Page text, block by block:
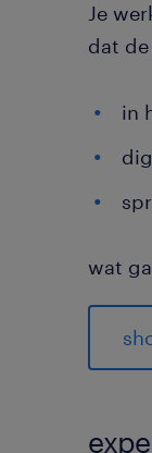
Je
dat
in
wat
Je
de